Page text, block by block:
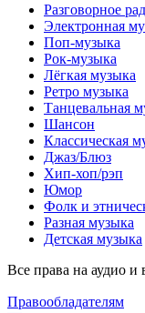
Разговорное
Электронная
Поп-музыка
Рок-музыка
Лёгкая музыка
Ретро музыка
Танцевальная
Шансон
Классическая
Джаз/Блюз
Хип-хоп/рэп
Юмор
Фолк и
Разная музыка
Детская музыка
Все права на аудио
Правообладателям